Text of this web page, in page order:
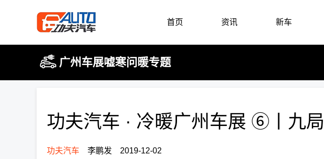
首页 资讯 新车
广州车展嘘寒问暖专题
功夫汽车 · 冷暖广州车展 ⑥丨九
功夫汽车 李鹏发 2019-12-02